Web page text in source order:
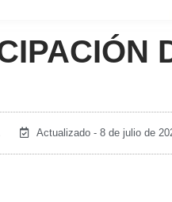
Actualizado - 8 de julio de